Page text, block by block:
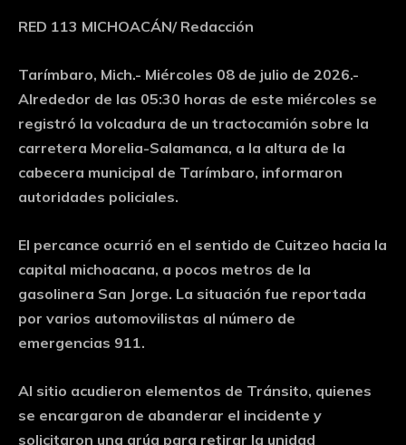
RED 113 MICHOACÁN/ Redacción
Tarímbaro, Mich.- Miércoles 08 de julio de 2026.-
Alrededor de las 05:30 horas de este miércoles se
registró la volcadura de un tractocamión sobre la
carretera Morelia-Salamanca, a la altura de la
cabecera municipal de Tarímbaro, informaron
autoridades policiales.
El percance ocurrió en el sentido de Cuitzeo hacia la
capital michoacana, a pocos metros de la
gasolinera San Jorge. La situación fue reportada
por varios automovilistas al número de
emergencias 911.
Al sitio acudieron elementos de Tránsito, quienes
se encargaron de abanderar el incidente y
solicitaron una grúa para retirar la unidad